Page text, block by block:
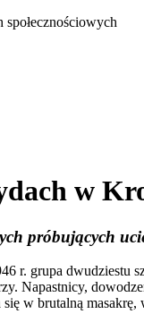
w
próbujących
r. grupa dwudziestu
Napastnicy,
w brutalną